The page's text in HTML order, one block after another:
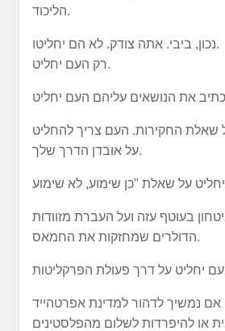
הליכוד.
נכון, ביבי. אתה צודק. לא הם יחליטו.
רק העם יחליט.
שאלת החקירות. העם צריך להחליט
על אובדן הדרך שלך.
בעוטף עזה ועל העברת מזוודות
הדולרים שמחזקות את החמאס.
אם נמשיך לדהור למדינת אפרטהייד